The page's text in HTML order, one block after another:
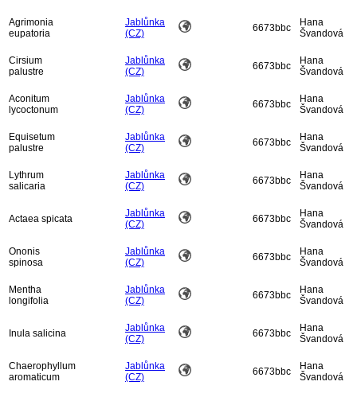
Agrimonia
eupatoria
Jablůnka
(CZ)
6673bbc
Hana
Švandová
Cirsium
palustre
Jablůnka
(CZ)
6673bbc
Hana
Švandová
Aconitum
lycoctonum
Jablůnka
(CZ)
6673bbc
Hana
Švandová
Equisetum
palustre
Jablůnka
(CZ)
6673bbc
Hana
Švandová
Lythrum
salicaria
Jablůnka
(CZ)
6673bbc
Hana
Švandová
Actaea spicata
Jablůnka
(CZ)
6673bbc
Hana
Švandová
Ononis
spinosa
Jablůnka
(CZ)
6673bbc
Hana
Švandová
Mentha
longifolia
Jablůnka
(CZ)
6673bbc
Hana
Švandová
Inula salicina
Jablůnka
(CZ)
6673bbc
Hana
Švandová
Chaerophyllum
aromaticum
Jablůnka
(CZ)
6673bbc
Hana
Švandová